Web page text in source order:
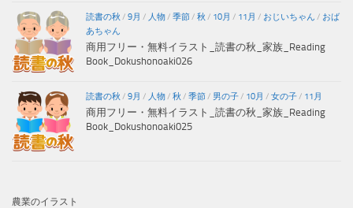
読書の秋 / 9月 / 人物 / 季節 / 秋 / 10月 / 11月 / おじいちゃん / おば
あちゃん
商用フリー・無料イラスト_読書の秋_家族_Reading
Book_Dokushonoaki026
読書の秋 / 9月 / 人物 / 秋 / 季節 / 男の子 / 10月 / 女の子 / 11月
商用フリー・無料イラスト_読書の秋_家族_Reading
Book_Dokushonoaki025
農業のイラスト